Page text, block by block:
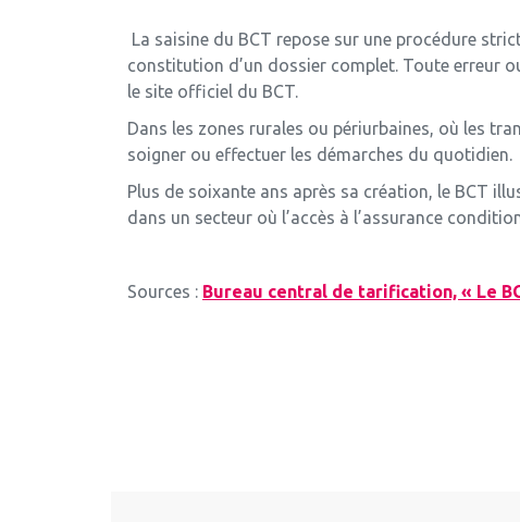
La saisine du BCT repose sur une procédure
constitution d’un dossier complet. Toute erreur
le site officiel du BCT.
Dans les zones rurales ou périurbaines, où les
soigner ou effectuer les démarches du quotidien.
Plus de soixante ans après sa création, le BCT
dans un secteur où l’accès à l’assurance
Sources : Bureau central de tarification, « Le